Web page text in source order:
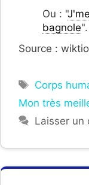
Ou : "
bagnole".
Source :
Étiquettes
Corps
Mon très
Laisser un